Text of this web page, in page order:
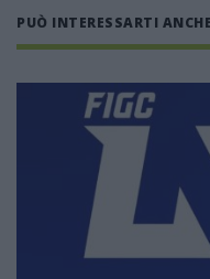
PUÒ INTERESSARTI ANCHE